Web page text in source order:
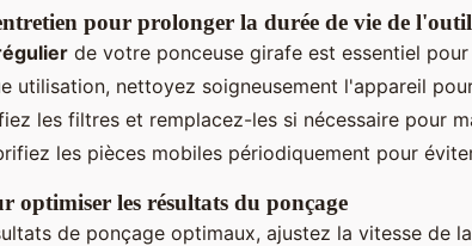
pour prolonger la durée de vie de l'outil
de votre ponceuse girafe est essentiel
utilisation, nettoyez soigneusement l'appareil
les filtres et remplacez-les si nécessaire pour
les pièces mobiles périodiquement pour
optimiser les résultats du ponçage
de ponçage optimaux, ajustez la vitesse de